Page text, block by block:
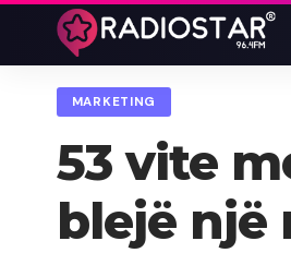
MARKETING
53 vite
blejë një